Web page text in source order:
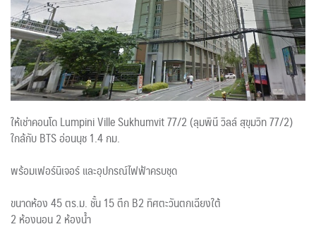
ให้เช่าคอนโด Lumpini Ville Sukhumvit 77/2 (ลุมพินี วิลล์ สุขุมวิท 77/2)
ใกล้กับ BTS อ่อนนุช 1.4 กม.
พร้อมเฟอร์นิเจอร์ และอุปกรณ์ไฟฟ้าครบชุด
ขนาดห้อง 45 ตร.ม. ชั้น 15 ตึก B2 ทิศตะวันตกเฉียงใต้
2 ห้องนอน 2 ห้องน้ำ